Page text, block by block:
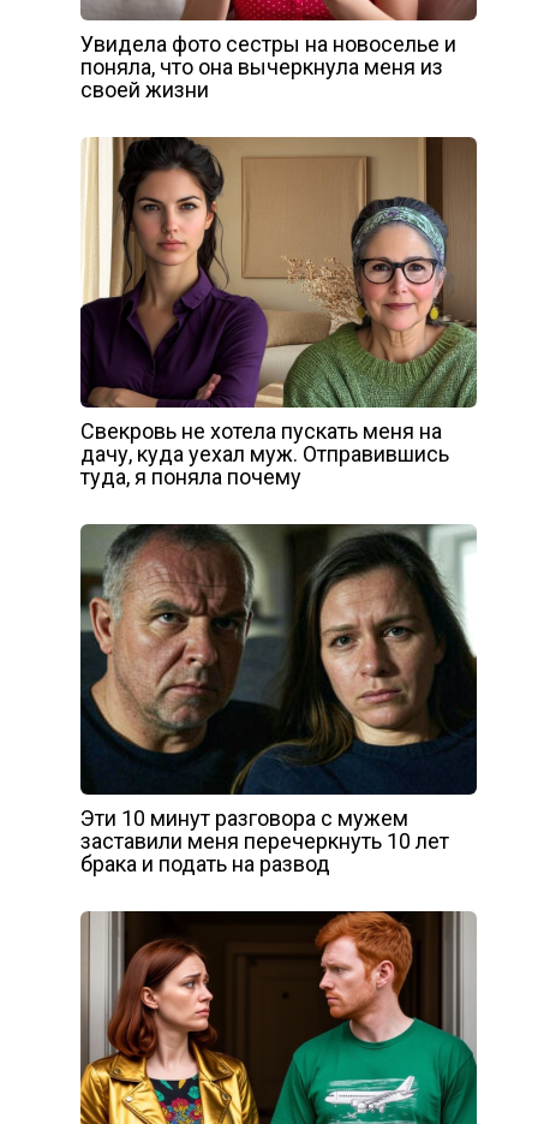
Увидела фото сестры на новоселье и
поняла, что она вычеркнула меня из
своей жизни
Свекровь не хотела пускать меня на
дачу, куда уехал муж. Отправившись
туда, я поняла почему
Эти 10 минут разговора с мужем
заставили меня перечеркнуть 10 лет
брака и подать на развод